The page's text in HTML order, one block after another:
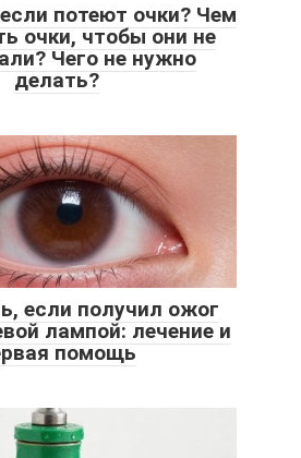
потеют очки? Чем
очки, чтобы они не
Чего не нужно
делать?
если получил ожог
лампой: лечение и
помощь